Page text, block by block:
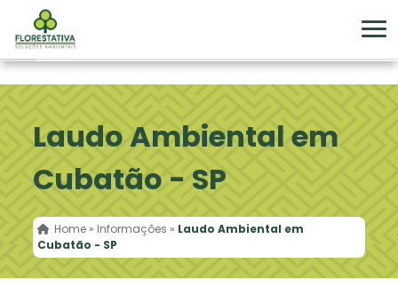
Laudo Ambiental em
Cubatão - SP
Home » Informações » Laudo Ambiental em
Cubatão - SP